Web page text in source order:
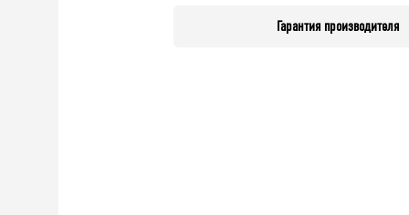
Гарантия производителя